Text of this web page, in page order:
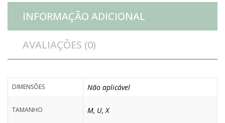
INFORMAÇÃO ADICIONAL
AVALIAÇÕES (0)
DIMENSÕES Não aplicável
TAMANHO M, U,X